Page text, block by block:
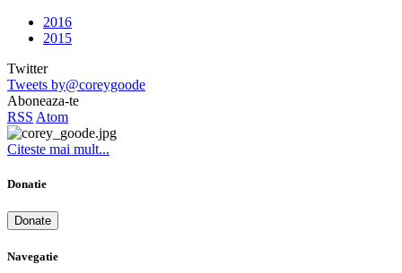
2016
2015
Twitter
Tweets by@coreygoode
Aboneaza-te
RSS Atom
Citeste mai mult...
Donatie
Donate
Navegatie